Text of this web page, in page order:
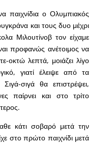
παιχνίδια ο Ολυμπιακός
και τους δυο μέχρι
Μιλουτίνοβ τον είχαμε
προφανώς ανέτοιμος να
οκτώ λεπτά, μοιάζει λίγο
γιατί έλειψε από τα
σιγά θα επιστρέψει,
παίρνει και στο τρίτο
κάτι σοβαρό μετά την
στο πρώτο παιχνίδι μετά